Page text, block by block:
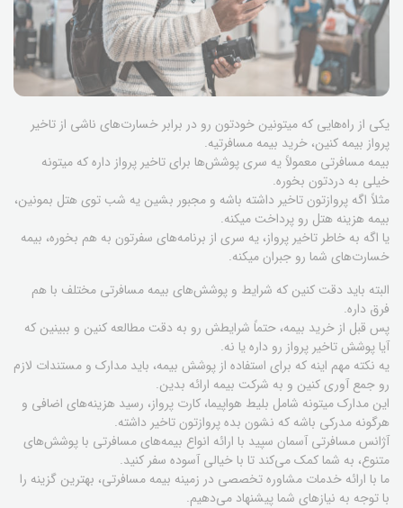
یکی از راه‌هایی که میتونین خودتون رو در برابر خسارت‌های ناشی از تاخیر
پرواز بیمه کنین، خرید بیمه مسافرتیه.
بیمه مسافرتی معمولاً یه سری پوشش‌ها برای تاخیر پرواز داره که میتونه
خیلی به دردتون بخوره.
مثلاً اگه پروازتون تاخیر داشته باشه و مجبور بشین یه شب توی هتل بمونین،
بیمه هزینه هتل رو پرداخت میکنه.
یا اگه به خاطر تاخیر پرواز، یه سری از برنامه‌های سفرتون به هم بخوره، بیمه
خسارت‌های شما رو جبران میکنه.
البته باید دقت کنین که شرایط و پوشش‌های بیمه مسافرتی مختلف با هم
فرق داره.
پس قبل از خرید بیمه، حتماً شرایطش رو به دقت مطالعه کنین و ببینین که
آیا پوشش تاخیر پرواز رو داره یا نه.
یه نکته مهم اینه که برای استفاده از پوشش بیمه، باید مدارک و مستندات لازم
رو جمع آوری کنین و به شرکت بیمه ارائه بدین.
این مدارک میتونه شامل بلیط هواپیما، کارت پرواز، رسید هزینه‌های اضافی و
هرگونه مدرکی باشه که نشون بده پروازتون تاخیر داشته.
آژانس مسافرتی آسمان سپید با ارائه انواع بیمه‌های مسافرتی با پوشش‌های
متنوع، به شما کمک می‌کند تا با خیالی آسوده سفر کنید.
ما با ارائه خدمات مشاوره تخصصی در زمینه بیمه مسافرتی، بهترین گزینه را
با توجه به نیازهای شما پیشنهاد می‌دهیم.